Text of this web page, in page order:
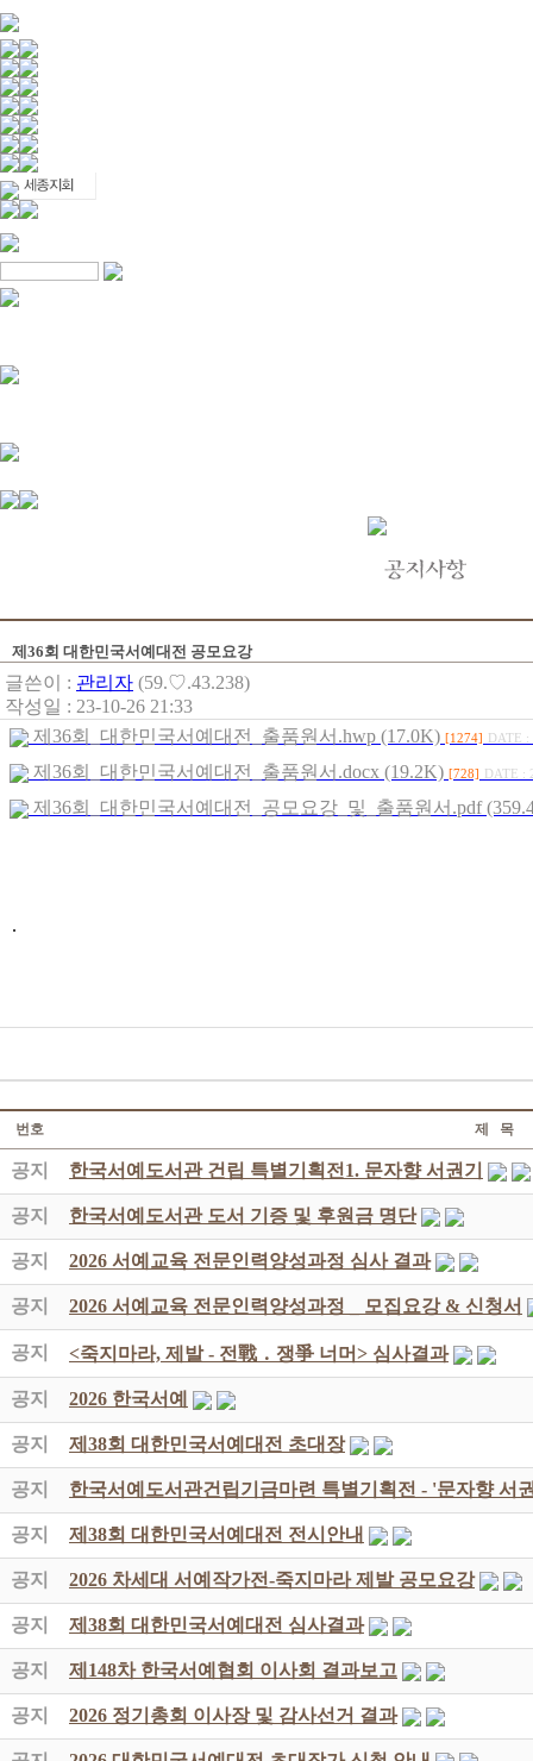
제36회 대한민국서예대전 공모요강
글쓴이 : 관리자 (59.♡.43.238)
작성일 : 23-10-26 21:33
제36회_대한민국서예대전_출품원서.hwp (17.0K) [1274] DATE
제36회_대한민국서예대전_출품원서.docx (19.2K) [728] DATE :
제36회_대한민국서예대전_공모요강_및_출품원서.pdf
.
번호 제 목
공지 한국서예도서관 건립 특별기획전1. 문자향 서권기
공지 한국서예도서관 도서 기증 및 후원금 명단
공지 2026 서예교육 전문인력양성과정 심사 결과
공지 2026 서예교육 전문인력양성과정 _ 모집요강 & 신청서
공지 <죽지마라, 제발 - 전戰 ․ 쟁爭 너머> 심사결과
공지 2026 한국서예
공지 제38회 대한민국서예대전 초대장
공지 한국서예도서관건립기금마련 특별기획전 - '문자향 서
공지 제38회 대한민국서예대전 전시안내
공지 2026 차세대 서예작가전-죽지마라 제발 공모요강
공지 제38회 대한민국서예대전 심사결과
공지 제148차 한국서예협회 이사회 결과보고
공지 2026 정기총회 이사장 및 감사선거 결과